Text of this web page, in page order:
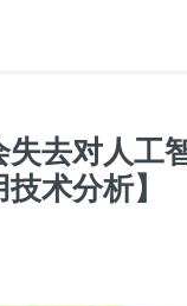
去对人工
术分析】